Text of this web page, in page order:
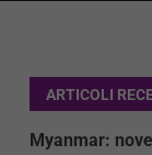
ARTICOLI
Myanmar: